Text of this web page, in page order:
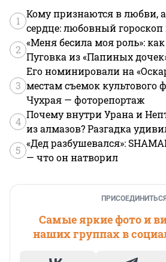
1
Кому признаются в любви,
сердце: любовный гороскоп
2
«Меня бесила моя роль»:
Пуговка из «Папиных
3
Его номинировали на
местам съемок культового
Чухрая — фоторепортаж
4
Почему внутри Урана и
из алмазов? Разгадка
5
«Дед разбушевался»:
— что он натворил
ПРИСОЕДИНИТЬСЯ
Самые яркие фото и
наших группах в